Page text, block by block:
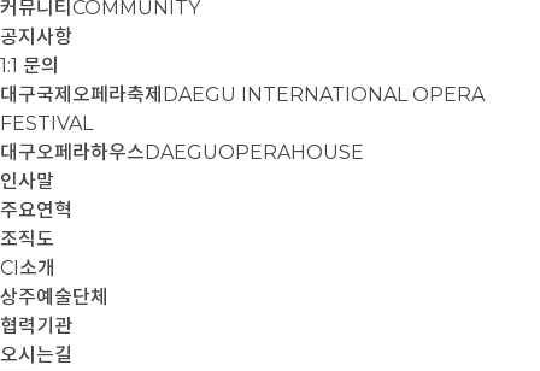
커뮤니티 COMMUNITY
공지사항
1:1 문의
대구국제오페라축제 DAEGU INTERNATIONAL OPERA
FESTIVAL
대구오페라하우스DAEGUOPERAHOUSE
인사말
주요연혁
조직도
CI소개
상주예술단체
협력기관
오시는길